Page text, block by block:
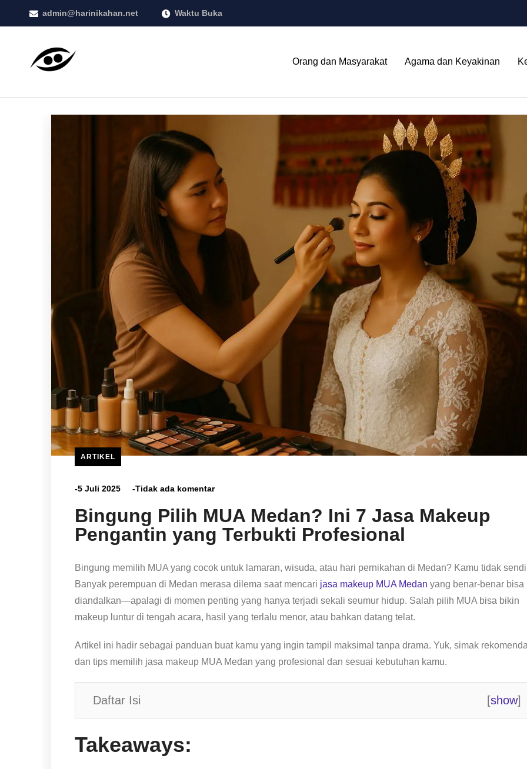
admin@harinikahan.net Waktu Buka
Orang dan Masyarakat Agama dan Keyakinan
ARTIKEL
-5 Juli 2025 -Tidak ada komentar
Bingung Pilih MUA Medan? Ini 7 Jasa Makeup
Pengantin yang Terbukti Profesional
Bingung memilih MUA yang cocok untuk lamaran, wisuda, atau hari pernikahan di Medan? Kamu tidak
Banyak perempuan di Medan merasa dilema saat mencari jasa makeup MUA Medan yang benar-benar bisa
diandalkan—apalagi di momen penting yang hanya terjadi sekali seumur hidup. Salah pilih MUA bisa bikin
makeup luntur di tengah acara, hasil yang terlalu menor, atau bahkan datang telat.
Artikel ini hadir sebagai panduan buat kamu yang ingin tampil maksimal tanpa drama. Yuk, simak
dan tips memilih jasa makeup MUA Medan yang profesional dan sesuai kebutuhan kamu.
Daftar Isi [show]
Takeaways: